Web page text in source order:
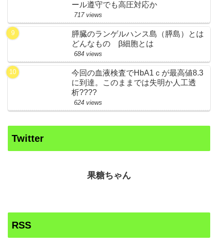
ール遵守でも高圧対応か
717 views
膵臓のランゲルハンス島（膵島）とは
どんなもの β細胞とは
684 views
今回の血液検査でHbA1ｃが最高値8.3
に到達。このままでは失明か人工透
析????
624 views
Twitter
果糖ちゃん
RSS